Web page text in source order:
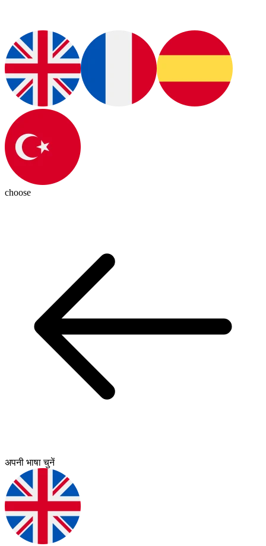
choose
अपनी भाषा चुनें